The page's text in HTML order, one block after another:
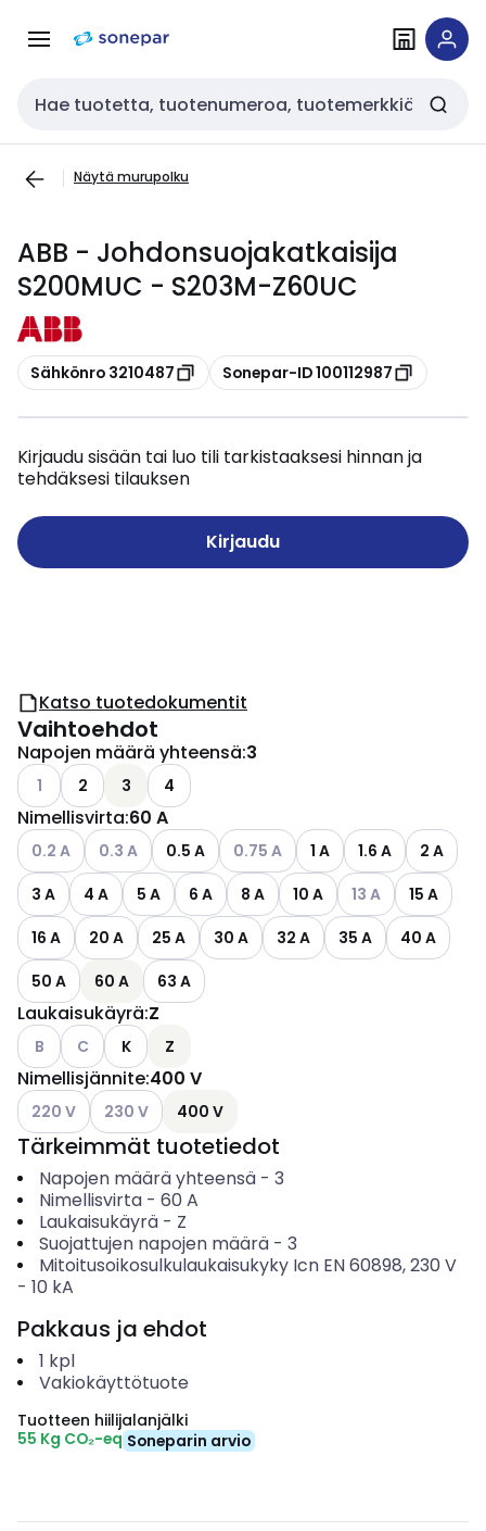
navigointiinsisältöön
Haku
Näytä murupolku
ABB - Johdonsuojakatkaisija
S200MUC - S203M-Z60UC
Kopioi
Sähkönro 3210487 Kopioi
Sonepar-ID 100112987
Kirjaudu sisään tai luo tili tarkistaaksesi hinnan ja
tehdäksesi tilauksen
Kirjaudu
Katso tuotedokumentit
Vaihtoehdot
Napojen määrä yhteensä:3
Katso käytettävissä olevat vaihtoehdot
1 2 3 4
Nimellisvirta:60 A
Katso käytettävissä olevat vaihtoehdot
0.2 A Katso käytettävissä olevat vaihtoehdot
0.3 A 0.5 A Katso käytettävissä olevat
0.75 A 1 A 1.6 A
2 A
3 A
4 A 5 A 6 A 8 A 10 A Katso
13 A
15 A
16 A
20 A 25 A 30 A 32 A 35 A
40 A
50 A
60 A 63 A
Laukaisukäyrä:Z
Katso käytettävissä olevat vaihtoehdot
B Katso käytettävissä olevat vaihtoehdot
C K Z
Nimellisjännite:400 V
Katso käytettävissä olevat vaihtoehdot
220 V Katso käytettävissä olevat vaihtoehdot
230 V 400 V
Tärkeimmät tuotetiedot
Napojen määrä yhteensä- 3
Nimellisvirta- 60 A
Laukaisukäyrä- Z
Suojattujen napojen määrä- 3
Mitoitusoikosulkulaukaisukyky Icn EN 60898, 230 V
- 10 kA
Pakkaus ja ehdot
1 kpl
Vakiokäyttötuote
Tuotteen hiilijalanjälki
55 Kg CO₂-eq Soneparin arvio